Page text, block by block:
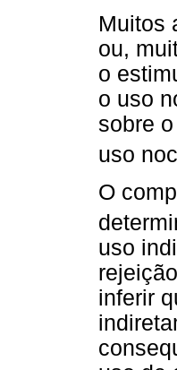
Muitos
ou,
o
o uso
sobre
uso
O
uso
inferir